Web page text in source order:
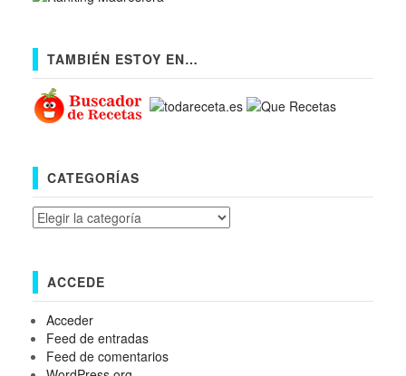
TAMBIÉN ESTOY EN…
CATEGORÍAS
Categorías
ACCEDE
Acceder
Feed de entradas
Feed de comentarios